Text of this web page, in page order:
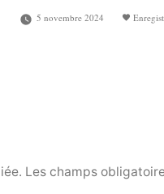
5 novembre 2024
Les champs